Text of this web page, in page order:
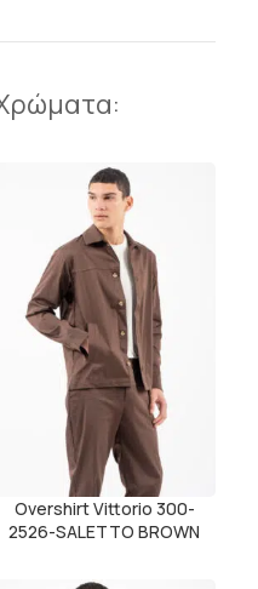
Overshirt Vittorio 300-
2526-SALETTO BROWN